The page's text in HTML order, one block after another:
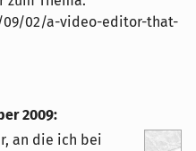
02/a-video-editor-that-
2009:
an die ich bei